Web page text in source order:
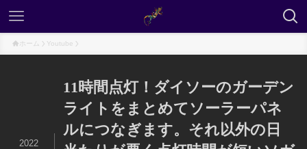
ホーム Youtube
11時間点灯！ダイソーのガーデン
ライトをまとめてソーラーパネ
ルにつなぎます。それ以外の日
2022